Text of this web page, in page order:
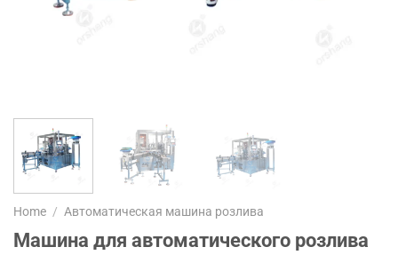
Home / Автоматическая машина розлива
Машина для автоматического розлива